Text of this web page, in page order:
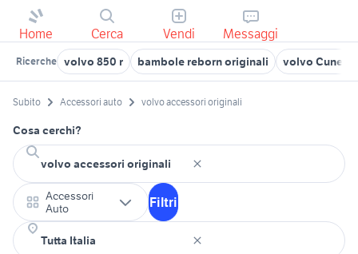
Home Cerca Vendi Messaggi
Ricerche volvo 850 r bambole reborn originali volvo Cuneo
Subito Accessori auto volvo accessori originali
Cosa cerchi?
Accessori
Auto
Filtri